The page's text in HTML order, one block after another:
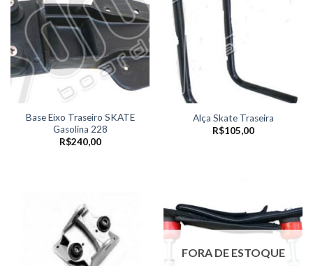
Base Eixo Traseiro SKATE
Gasolina 228
R$240,00
Alça Skate Traseira
R$105,00
FORA DE ESTOQUE